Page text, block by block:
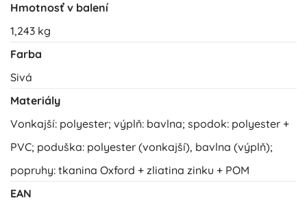
Hmotnosť v balení
1,243 kg
Farba
Sivá
Materiály
Vonkajší: polyester; výplň: bavlna; spodok: polyester +
PVC; poduška: polyester (vonkajší), bavlna (výplň);
popruhy: tkanina Oxford + zliatina zinku + POM
EAN